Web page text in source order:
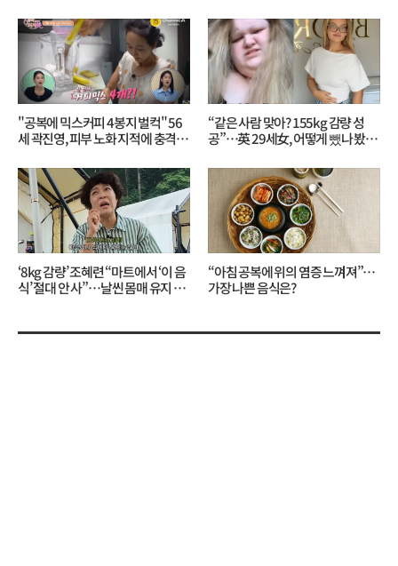
"공복에 믹스커피 4봉지 벌컥" 56
세 곽진영, 피부 노화 지적에 충격…
“같은 사람 맞아? 155kg 감량 성
공”…英 29세女, 어떻게 뺐나 봤더
‘8kg 감량’ 조혜련 “마트에서 ‘이 음
식’ 절대 안 사”…날씬 몸매 유지 비
“아침 공복에 위의 염증 느껴져”…
가장 나쁜 음식은?